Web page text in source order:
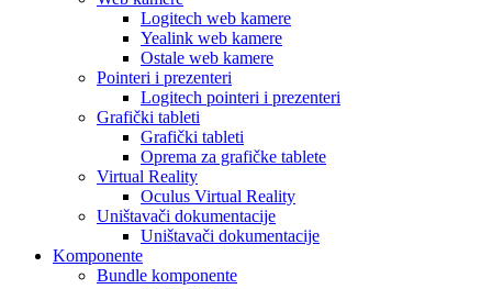
Logitech web kamere
Yealink web kamere
Ostale web kamere
Pointeri i prezenteri
Logitech pointeri i prezenteri
Grafički tableti
Grafički tableti
Oprema za grafičke tablete
Virtual Reality
Oculus Virtual Reality
Uništavači dokumentacije
Uništavači dokumentacije
Komponente
Bundle komponente